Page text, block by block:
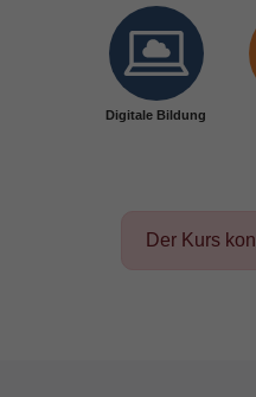
Digitale Bildung
Der Kurs